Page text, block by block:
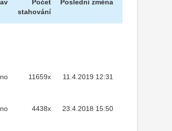
Počet
stahování
Poslední změna
11659x 11.4.2019 12:31
4438x 23.4.2018 15:50